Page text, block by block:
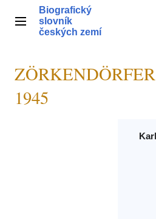
obsahHlavní menu
Biografický
slovník
českých zemí
1945